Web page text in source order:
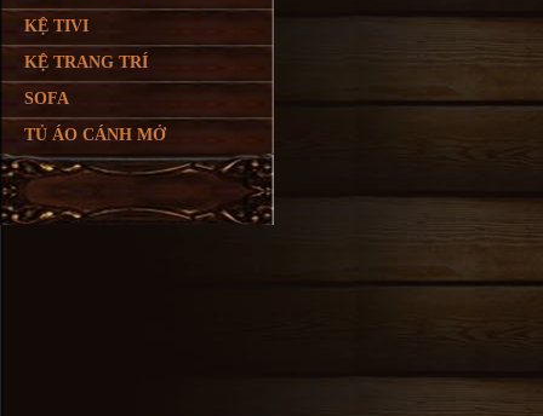
KỆ TIVI
KỆ TRANG TRÍ
SOFA
TỦ ÁO CÁNH MỞ